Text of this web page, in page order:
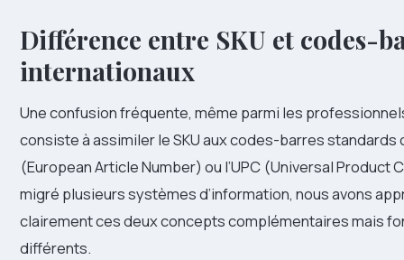
Différence entre SKU et codes-
internationaux
Une confusion fréquente, même parmi les
consiste à assimiler le SKU aux codes-barres standards
(European Article Number) ou l’UPC (Universal Product
migré plusieurs systèmes d’information, nous avons
clairement ces deux concepts complémentaires mais
différents.